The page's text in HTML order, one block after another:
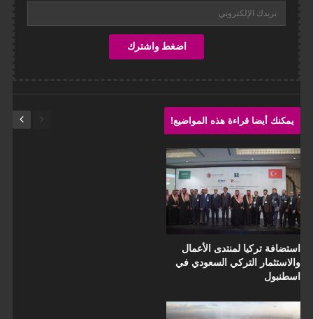
يمكنك أيضا قراءة هذه المواضيع!
استضافة تركيا لمنتدى الأعمال
والاستثمار التركي السعودي في
اسطنبول